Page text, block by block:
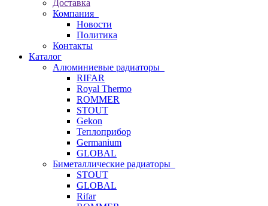
Доставка
Компания
Новости
Политика
Контакты
Каталог
Алюминиевые радиаторы
RIFAR
Royal Thermo
ROMMER
STOUT
Gekon
Теплоприбор
Germanium
GLOBAL
Биметаллические радиаторы
STOUT
GLOBAL
Rifar